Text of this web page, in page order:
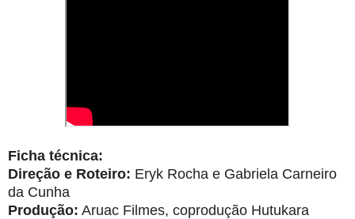
Ficha técnica:
Direção e Roteiro: Eryk Rocha e Gabriela Carneiro
da Cunha
Produção: Aruac Filmes, coprodução Hutukara